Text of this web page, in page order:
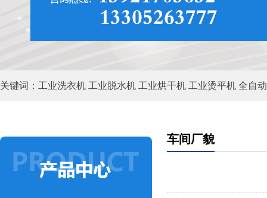
关键词：工业洗衣机 工业脱水机 工业烘干机 工业烫平机 全自
车间厂貌